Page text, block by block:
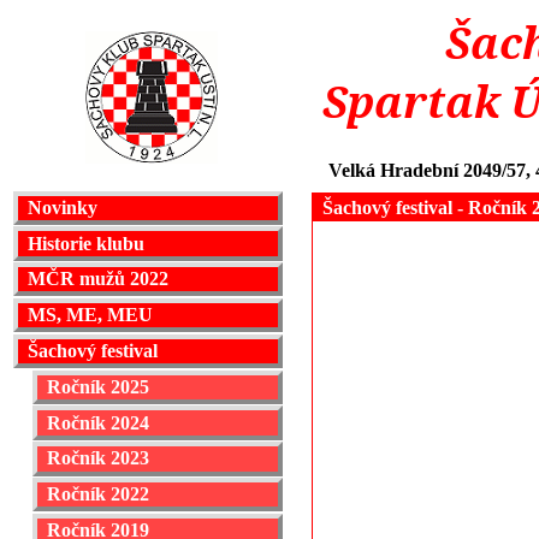
Spartak
Velká Hradební 2049/57,
Novinky
Historie klubu
MČR mužů 2022
MS, ME, MEU
Šachový festival
Ročník 2025
Ročník 2024
Ročník 2023
Ročník 2022
Ročník 2019
Šachový festival - Ročník